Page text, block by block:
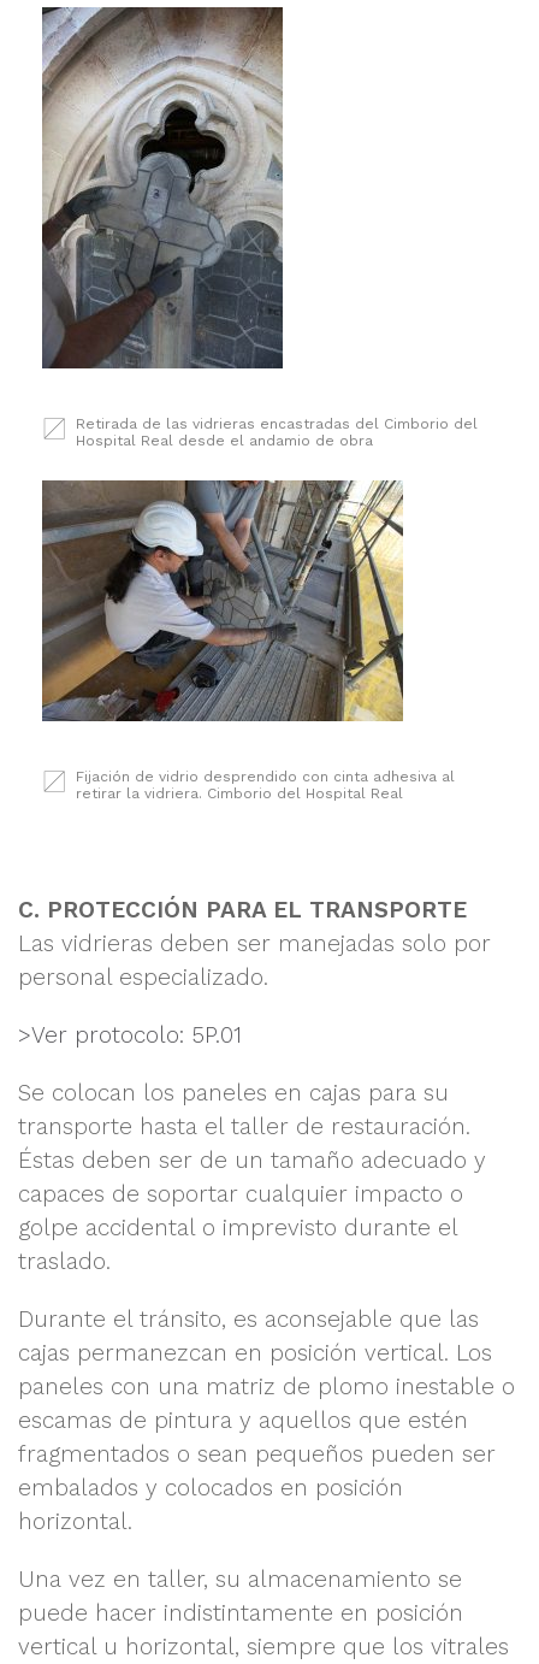
Retirada de las vidrieras encastradas del Cimborio del
Hospital Real desde el andamio de obra
Fijación de vidrio desprendido con cinta adhesiva al
retirar la vidriera. Cimborio del Hospital Real
C. PROTECCIÓN PARA EL TRANSPORTE
Las vidrieras deben ser manejadas solo por
personal especializado.
>Ver protocolo: 5P.01
Se colocan los paneles en cajas para su
transporte hasta el taller de restauración.
Éstas deben ser de un tamaño adecuado y
capaces de soportar cualquier impacto o
golpe accidental o imprevisto durante el
traslado.
Durante el tránsito, es aconsejable que las
cajas permanezcan en posición vertical. Los
paneles con una matriz de plomo inestable o
escamas de pintura y aquellos que estén
fragmentados o sean pequeños pueden ser
embalados y colocados en posición
horizontal.
Una vez en taller, su almacenamiento se
puede hacer indistintamente en posición
vertical u horizontal, siempre que los vitrales